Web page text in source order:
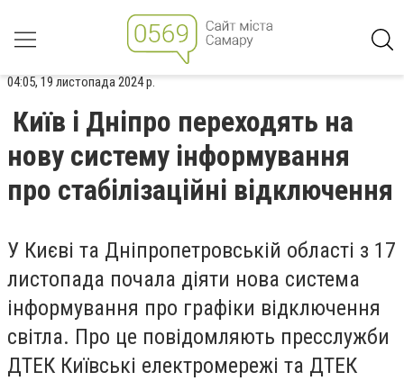
04:05, 19 листопада 2024 р.
Київ і Дніпро переходять на
нову систему інформування
про стабілізаційні відключення
У Києві та Дніпропетровській області з 17
листопада почала діяти нова система
інформування про графіки відключення
світла. Про це повідомляють пресслужби
ДТЕК Київські електромережі та ДТЕК